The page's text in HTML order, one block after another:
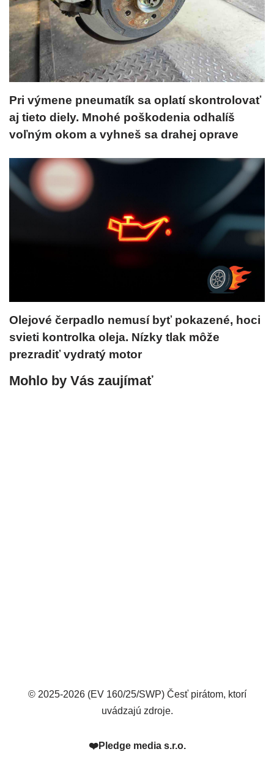
Pri výmene pneumatík sa oplatí skontrolovať
aj tieto diely. Mnohé poškodenia odhalíš
voľným okom a vyhneš sa drahej oprave
Olejové čerpadlo nemusí byť pokazené, hoci
svieti kontrolka oleja. Nízky tlak môže
prezradiť vydratý motor
Mohlo by Vás zaujímať
© 2025-2026 (EV 160/25/SWP) Česť pirátom, ktorí
uvádzajú zdroje.
❤️Pledge media s.r.o.